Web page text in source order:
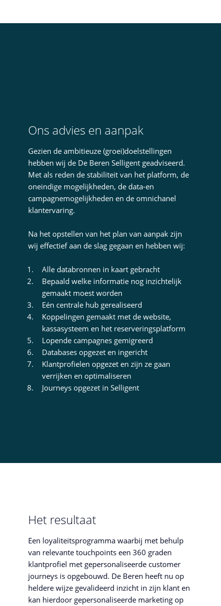
Ons advies en aanpak
Gezien de ambitieuze (groei)doelstellingen
hebben wij de De Beren Selligent geadviseerd.
Met als reden de stabiliteit van het platform, de
oneindige mogelijkheden, de data-en
campagnemogelijkheden en de omnichanel
klantervaring.
Na het opstellen van het plan van aanpak zijn
wij effectief aan de slag gegaan en hebben wij:
Alle databronnen in kaart gebracht
Bepaald welke informatie nog inzichtelijk
gemaakt moest worden
Eén centrale hub gerealiseerd
Koppelingen gemaakt met de website,
kassasysteem en het reserveringsplatform
Lopende campagnes gemigreerd
Databases opgezet en ingericht
Klantprofielen opgezet en zijn ze gaan
verrijken en optimaliseren
Journeys opgezet in Selligent
Het resultaat
Een loyaliteitsprogramma waarbij met behulp
van relevante touchpoints een 360 graden
klantprofiel met gepersonaliseerde customer
journeys is opgebouwd. De Beren heeft nu op
heldere wijze gevalideerd inzicht in zijn klant en
kan hierdoor gepersonaliseerde marketing op